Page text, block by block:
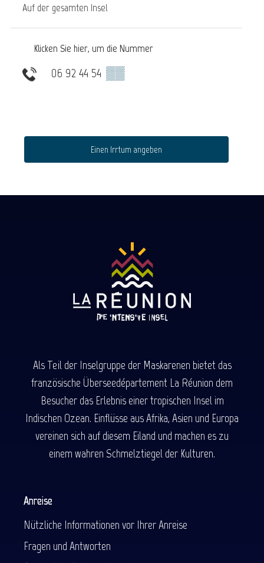
Auf der gesamten Insel
Klicken Sie hier, um die Nummer
06 92 44 54 ▒▒
Einen Irrtum angeben
Als Teil der Inselgruppe der Maskarenen bietet das
französische Überseedépartement La Réunion dem
Besucher das Erlebnis einer tropischen Insel im
Indischen Ozean. Einflüsse aus Afrika, Asien und Europa
vereinen sich auf diesem Eiland und machen es zu
einem wahren Schmelztiegel der Kulturen.
Anreise
Nützliche Informationen vor Ihrer Anreise
Fragen und Antworten